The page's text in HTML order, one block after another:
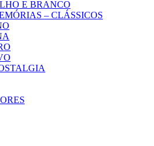
E BRANCO
– CLÁSSICOS